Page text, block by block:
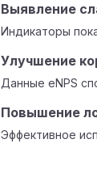
Выявление
Индикаторы
Улучшение
Данные eNPS
Повышение
Эффективное